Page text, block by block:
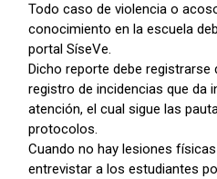
Todo caso de violencia o
conocimiento en la escuela
portal SíseVe.
Dicho reporte debe registrarse
registro de incidencias que da
atención, el cual sigue las
protocolos.
Cuando no hay lesiones
entrevistar a los estudiantes